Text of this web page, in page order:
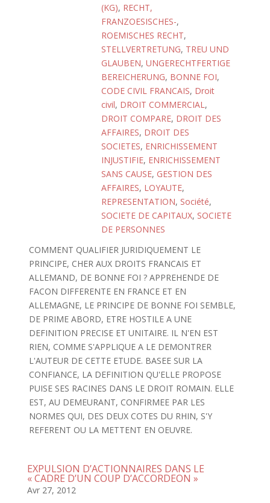
(KG), RECHT,
FRANZOESISCHES-,
ROEMISCHES RECHT,
STELLVERTRETUNG, TREU UND
GLAUBEN, UNGERECHTFERTIGE
BEREICHERUNG, BONNE FOI,
CODE CIVIL FRANCAIS, Droit
civil, DROIT COMMERCIAL,
DROIT COMPARE, DROIT DES
AFFAIRES, DROIT DES
SOCIETES, ENRICHISSEMENT
INJUSTIFIE, ENRICHISSEMENT
SANS CAUSE, GESTION DES
AFFAIRES, LOYAUTE,
REPRESENTATION, Société,
SOCIETE DE CAPITAUX, SOCIETE
DE PERSONNES
COMMENT QUALIFIER JURIDIQUEMENT LE
PRINCIPE, CHER AUX DROITS FRANCAIS ET
ALLEMAND, DE BONNE FOI ? APPREHENDE DE
FACON DIFFERENTE EN FRANCE ET EN
ALLEMAGNE, LE PRINCIPE DE BONNE FOI SEMBLE,
DE PRIME ABORD, ETRE HOSTILE A UNE
DEFINITION PRECISE ET UNITAIRE. IL N'EN EST
RIEN, COMME S'APPLIQUE A LE DEMONTRER
L'AUTEUR DE CETTE ETUDE. BASEE SUR LA
CONFIANCE, LA DEFINITION QU'ELLE PROPOSE
PUISE SES RACINES DANS LE DROIT ROMAIN. ELLE
EST, AU DEMEURANT, CONFIRMEE PAR LES
NORMES QUI, DES DEUX COTES DU RHIN, S'Y
REFERENT OU LA METTENT EN OEUVRE.
EXPULSION D’ACTIONNAIRES DANS LE
« CADRE D’UN COUP D’ACCORDEON »
Avr 27, 2012